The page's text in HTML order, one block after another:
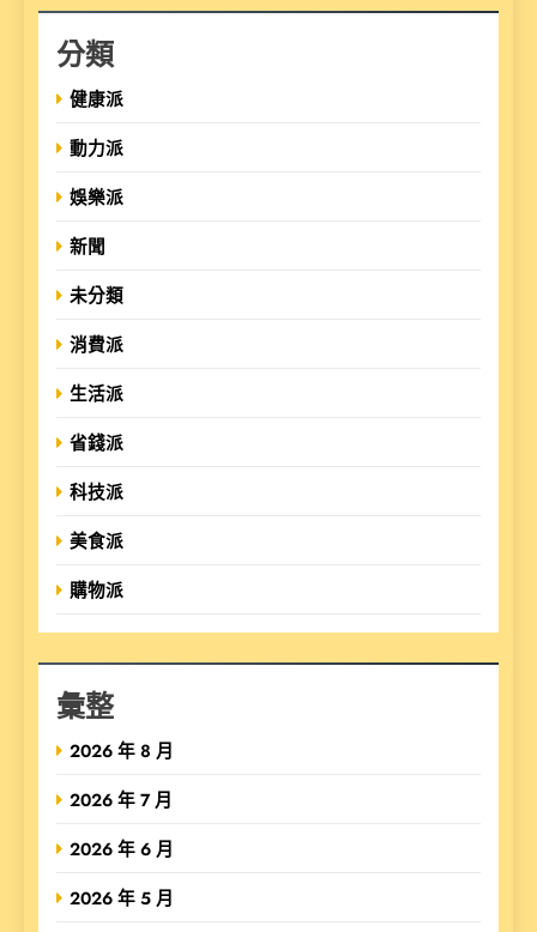
分類
健康派
動力派
娛樂派
新聞
未分類
消費派
生活派
省錢派
科技派
美食派
購物派
彙整
2026 年 8 月
2026 年 7 月
2026 年 6 月
2026 年 5 月